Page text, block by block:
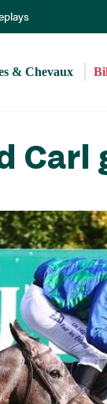
& Chevaux